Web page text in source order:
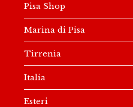
Pisa Shop
Marina di Pisa
Tirrenia
Italia
Esteri